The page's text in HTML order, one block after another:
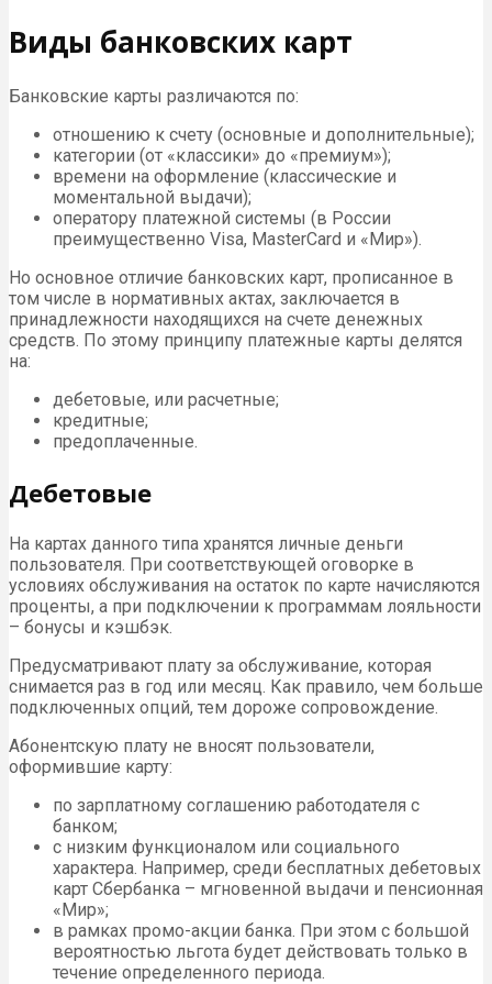
Виды банковских карт
Банковские карты различаются по:
отношению к счету (основные и дополнительные);
категории (от «классики» до «премиум»);
времени на оформление (классические и
моментальной выдачи);
оператору платежной системы (в России
преимущественно Visa, MasterCard и «Мир»).
Но основное отличие банковских карт, прописанное в
том числе в нормативных актах, заключается в
принадлежности находящихся на счете денежных
средств. По этому принципу платежные карты делятся
на:
дебетовые, или расчетные;
кредитные;
предоплаченные.
Дебетовые
На картах данного типа хранятся личные деньги
пользователя. При соответствующей оговорке в
условиях обслуживания на остаток по карте начисляются
проценты, а при подключении к программам лояльности
– бонусы и кэшбэк.
Предусматривают плату за обслуживание, которая
снимается раз в год или месяц. Как правило, чем больше
подключенных опций, тем дороже сопровождение.
Абонентскую плату не вносят пользователи,
оформившие карту:
по зарплатному соглашению работодателя с
банком;
с низким функционалом или социального
характера. Например, среди бесплатных дебетовых
карт Сбербанка – мгновенной выдачи и пенсионная
«Мир»;
в рамках промо-акции банка. При этом с большой
вероятностью льгота будет действовать только в
течение определенного периода.